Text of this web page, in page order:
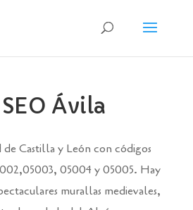
Ávila
de Castilla y León con códigos
05004 y 05005. Hay
murallas medievales,